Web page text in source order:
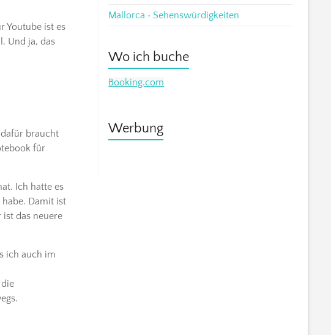
Youtube ist es
Und ja, das
braucht
für
Ich hatte es
habe. Damit ist
das neuere
ich auch im
Mallorca • Sehenswürdigkeiten
Wo ich buche
Booking.com
Werbung